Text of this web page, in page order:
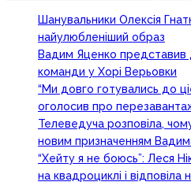
Шанувальники Олексія
найулюбленіший образ
Вадим Яценко представив
команди у Хорі Верьовки
“Ми довго готувались до
оголосив про
Телеведуча розповіла,
новим призначенням
“Хейту я не боюсь”: Леся
на квадроциклі і відповіла